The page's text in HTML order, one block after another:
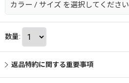
カラー / サイズ を選択してください
数量:
返品特約に関する重要事項